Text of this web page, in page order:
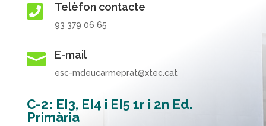
 Telèfon contacte
93 379 06 65
 E-mail
esc-mdeucarmeprat@xtec.cat
C-2: EI3, EI4 i EI5 1r i 2n Ed.
Primària